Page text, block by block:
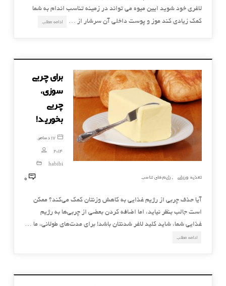
لاغری خود شوید ایین میوه می تواند در زمینه تناسب اندام به شما
کمک زیادی کند موز و پوست داخلی آن سرشار از …
ادامه مطلب
برای چربی
سوزی،
چربی
بخورید!
17 دسامبر,
2014
habibi
تغذیه ورزشی
, رژیم های تناسب 0
آیا حذف چربی از رژیم غذایی به کاهش وزنتان کمک می‌کند؟ ممکن
است جالب بنظر نیاید، اما اضافه کردن بعضی از چربی‌ها به رژیم
غذایی شما، شاید کلید لاغر شدنتان باشد! برای مدت‌های طولانی، ما …
ادامه مطلب